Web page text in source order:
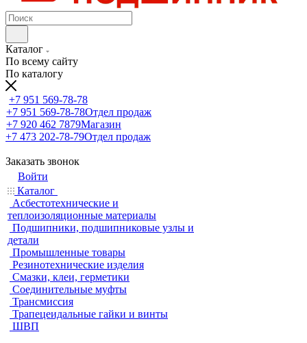
Каталог
По всему сайту
По каталогу
+7 951 569-78-78
+7 951 569-78-78Отдел продаж
+7 920 462 7879Магазин
+7 473 202-78-79Отдел продаж
Заказать звонок
Войти
Каталог
Асбестотехнические и
теплоизоляционные материалы
Подшипники, подшипниковые узлы и
детали
Промышленные товары
Резинотехнические изделия
Смазки, клеи, герметики
Соединительные муфты
Трансмиссия
Трапецеидальные гайки и винты
ШВП